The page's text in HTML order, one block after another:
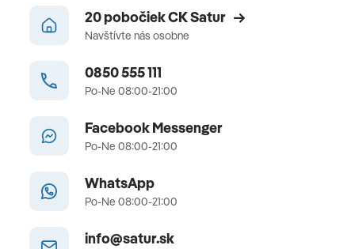
20 pobočiek CK Satur
Navštívte nás osobne
0850 555 111
Po-Ne 08:00-21:00
Facebook Messenger
Po-Ne 08:00-21:00
WhatsApp
Po-Ne 08:00-21:00
info@satur.sk